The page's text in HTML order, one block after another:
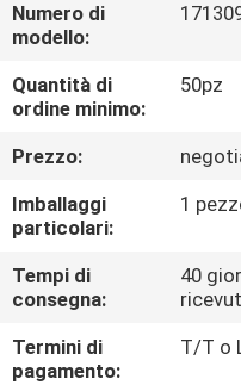
GIRO
DELLA
FABBRICA
CONTROLLO
DI
QUALITÀ
CONTATTACI
Numero di
modello:
Quantità di
ordine minimo:
50pz
Prezzo:
Imballaggi
particolari:
1
Tempi di
consegna:
40
Termini di
pagamento:
T/T o